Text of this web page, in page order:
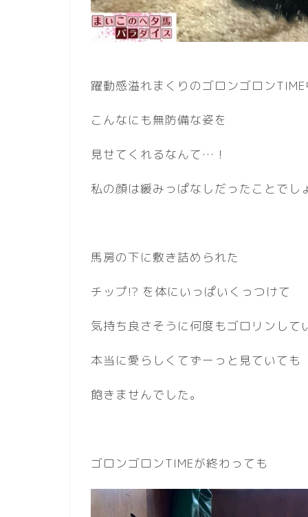
躍動感溢れまくりのゴロンゴロン
こんなにも無防備な姿を
見せてくれるなんて…！
私の顔は緩みっぱなしだったことでし
馬房の下に敷き詰められた
チップ!? を体にいっぱいくっつけて
気持ち良さそうに何度もゴロリンして
本当に愛らしくてずーっと見ていても
飽きませんでした。
ゴロンゴロンTIMEが終わっても